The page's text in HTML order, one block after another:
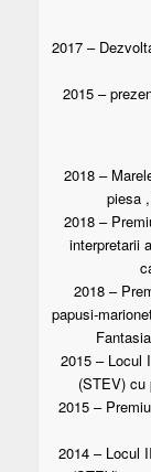
2017 –
2015 –
2018 –
piesa
2018 –
interpretarii
2018 –
papusi-
2015 – Locul
(STEV) cu
2015 –
2014 – Locul